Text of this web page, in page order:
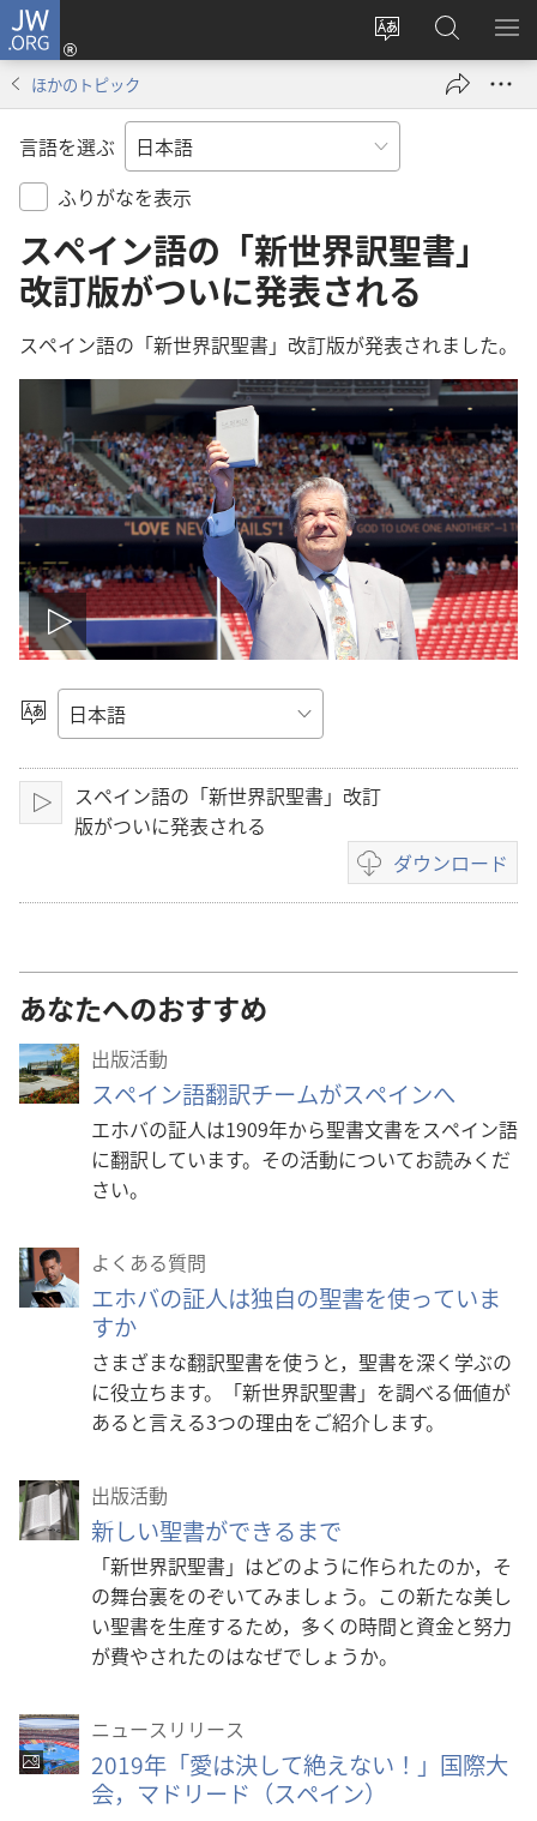
JW.ORG
サ
ト
の
言
変
え
る
ロ
グ
ン
し
ブ
で
開
く）
JW.ORG
の
検
メ
を
ほかのトピック
言語を選ぶ
ふりがなを表示
スペイン語の「新世界訳聖書」
改訂版がついに発表される
スペイン語の「新世界訳聖書 」 改訂版が発表されました。
ビ
デ
オ
を
言
を
選
択
再
スペイン語の「新世界訳聖書」改訂
版がついに発表される
ダウンロード
ビ
デ
の
ロー
ド
オ
プ
あなたへのおすすめ
出版活動
スペイン語翻訳チームがスペインへ
エホバの証人は1909年から聖書文書をスペイン語
に翻訳しています。その活動についてお読みくだ
さい。
よくある質問
エホバの証人は独自の聖書を使っていま
すか
さまざまな翻訳聖書を使うと，聖書を深く学ぶの
に役立ちます。「新世界訳聖書」を調べる価値が
あると言える3つの理由をご紹介します。
出版活動
新しい聖書ができるまで
「新世界訳聖書」はどのように作られたのか，そ
の舞台裏をのぞいてみましょう。この新たな美し
い聖書を生産するため，多くの時間と資金と努力
が費やされたのはなぜでしょうか。
ニュースリリース
2019年「愛は決して絶えない！」国際大
会，マドリード（スペイン）